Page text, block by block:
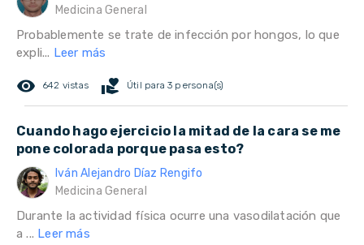
Medicina General
Probablemente se trate de infección por hongos, lo que
expli... Leer más
remove_red_eye 642 vistas volunteer_activism Útil para 3 persona(s)
Cuando hago ejercicio la mitad de la cara se me
pone colorada porque pasa esto?
Iván Alejandro Díaz Rengifo
Medicina General
Durante la actividad física ocurre una vasodilatación que
a ... Leer más